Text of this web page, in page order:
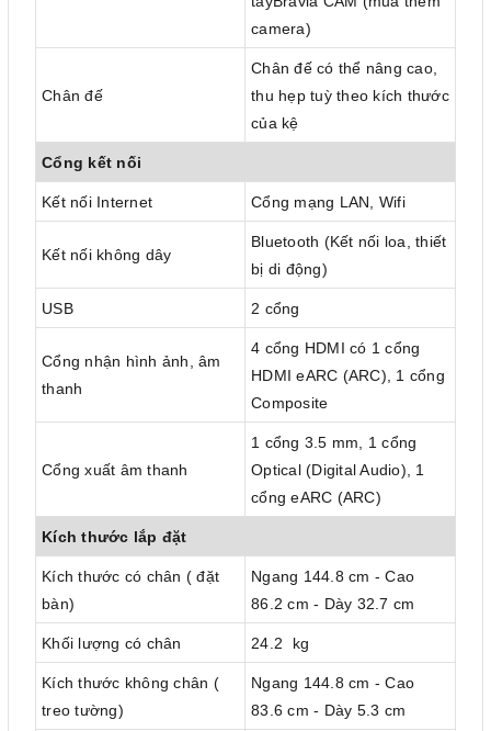
camera)
Chân đế
Chân đế có thể nâng cao,
thu hẹp tuỳ theo kích thước
của kệ
Cổng kết nối
Kết nối Internet Cổng mạng LAN, Wifi
Kết nối không dây
Bluetooth (Kết nối loa, thiết
bị di động)
USB 2 cổng
Cổng nhận hình ảnh, âm
thanh
4 cổng HDMI có 1 cổng
HDMI eARC (ARC), 1 cổng
Composite
Cổng xuất âm thanh
1 cổng 3.5 mm, 1 cổng
Optical (Digital Audio), 1
cổng eARC (ARC)
Kích thước lắp đặt
Kích thước có chân ( đặt
bàn)
Ngang 144.8 cm - Cao
86.2 cm - Dày 32.7 cm
Khối lượng có chân 24.2 kg
Kích thước không chân (
treo tường)
Ngang 144.8 cm - Cao
83.6 cm - Dày 5.3 cm